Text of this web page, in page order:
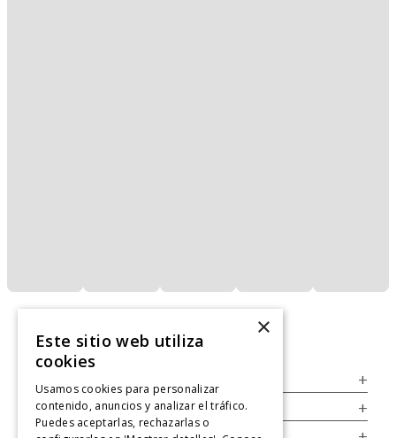
+
Legal +
×
Este sitio web utiliza
cookies
Usamos cookies para personalizar
contenido, anuncios y analizar el tráfico.
Puedes aceptarlas, rechazarlas o